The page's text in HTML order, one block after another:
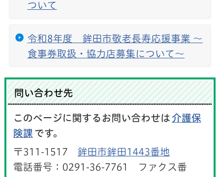
ついて
令和8年度 鉾田市敬老長寿応援事業 〜
食事券取扱・協力店募集について〜
問い合わせ先
このページに関するお問い合わせは 介護保
険課 です。
〒311-1517 鉾田市鉾田1443番地
電話番号：0291-36-7761 ファクス番